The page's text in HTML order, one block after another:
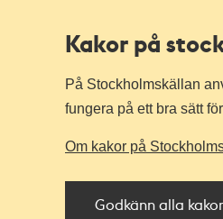
Kakor på
På Stockholmskällan
fungera på ett bra sätt
Om kakor på
Godkänn alla kakor